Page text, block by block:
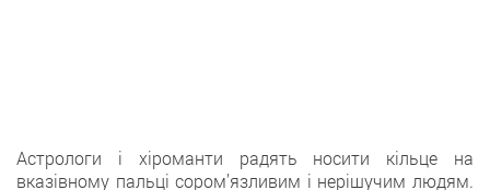
Астрологи і хіроманти радять носити кільце на
вказівному пальці сором’язливим і нерішучим людям.